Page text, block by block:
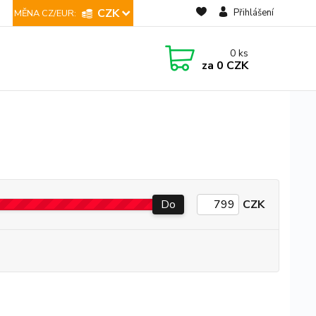
CZK Přihlášení
0 ks
za 0 CZK
Do CZK